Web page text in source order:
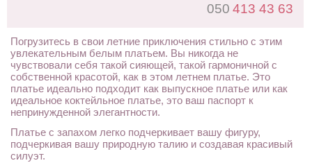
050 413 43 63
Погрузитесь в свои летние приключения стильно с этим
увлекательным белым платьем. Вы никогда не
чувствовали себя такой сияющей, такой гармоничной с
собственной красотой, как в этом летнем платье. Это
платье идеально подходит как выпускное платье или как
идеальное коктейльное платье, это ваш паспорт к
непринужденной элегантности.
Платье с запахом легко подчеркивает вашу фигуру,
подчеркивая вашу природную талию и создавая красивый
силуэт.